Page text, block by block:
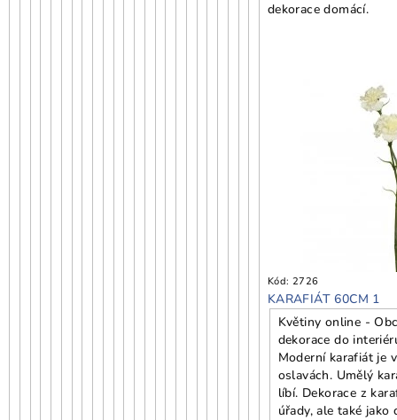
dekorace domácí.
Kód: 2726
KARAFIÁT 60CM 1
Květiny online -
dekorace do
Moderní karafiát je
oslavách. Umělý
líbí. Dekorace z
úřady, ale také jako